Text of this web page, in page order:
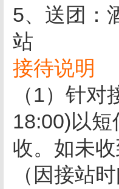
5、送团：
站
接待说明
（1）针
18:00)以
收。如未
（因接站